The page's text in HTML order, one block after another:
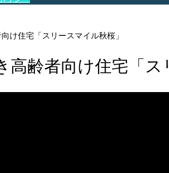
け住宅「スリースマイル秋桜」
高齢者向け住宅「ス